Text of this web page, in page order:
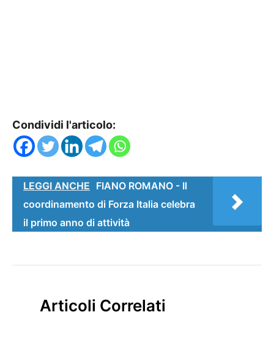
Condividi l'articolo:
LEGGI ANCHE FIANO ROMANO - Il
coordinamento di Forza Italia celebra
il primo anno di attività
Articoli Correlati